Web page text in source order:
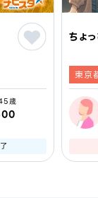
歳
ちょ
東京